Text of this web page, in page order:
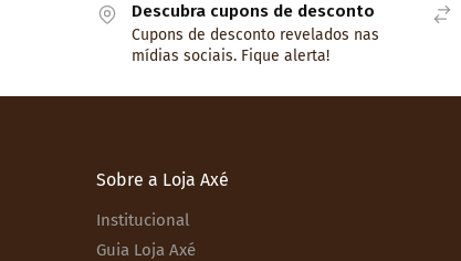
Descubra cupons de desconto
Cupons de desconto revelados nas
mídias sociais. Fique alerta!
Sobre a Loja Axé
Institucional
Guia Loja Axé